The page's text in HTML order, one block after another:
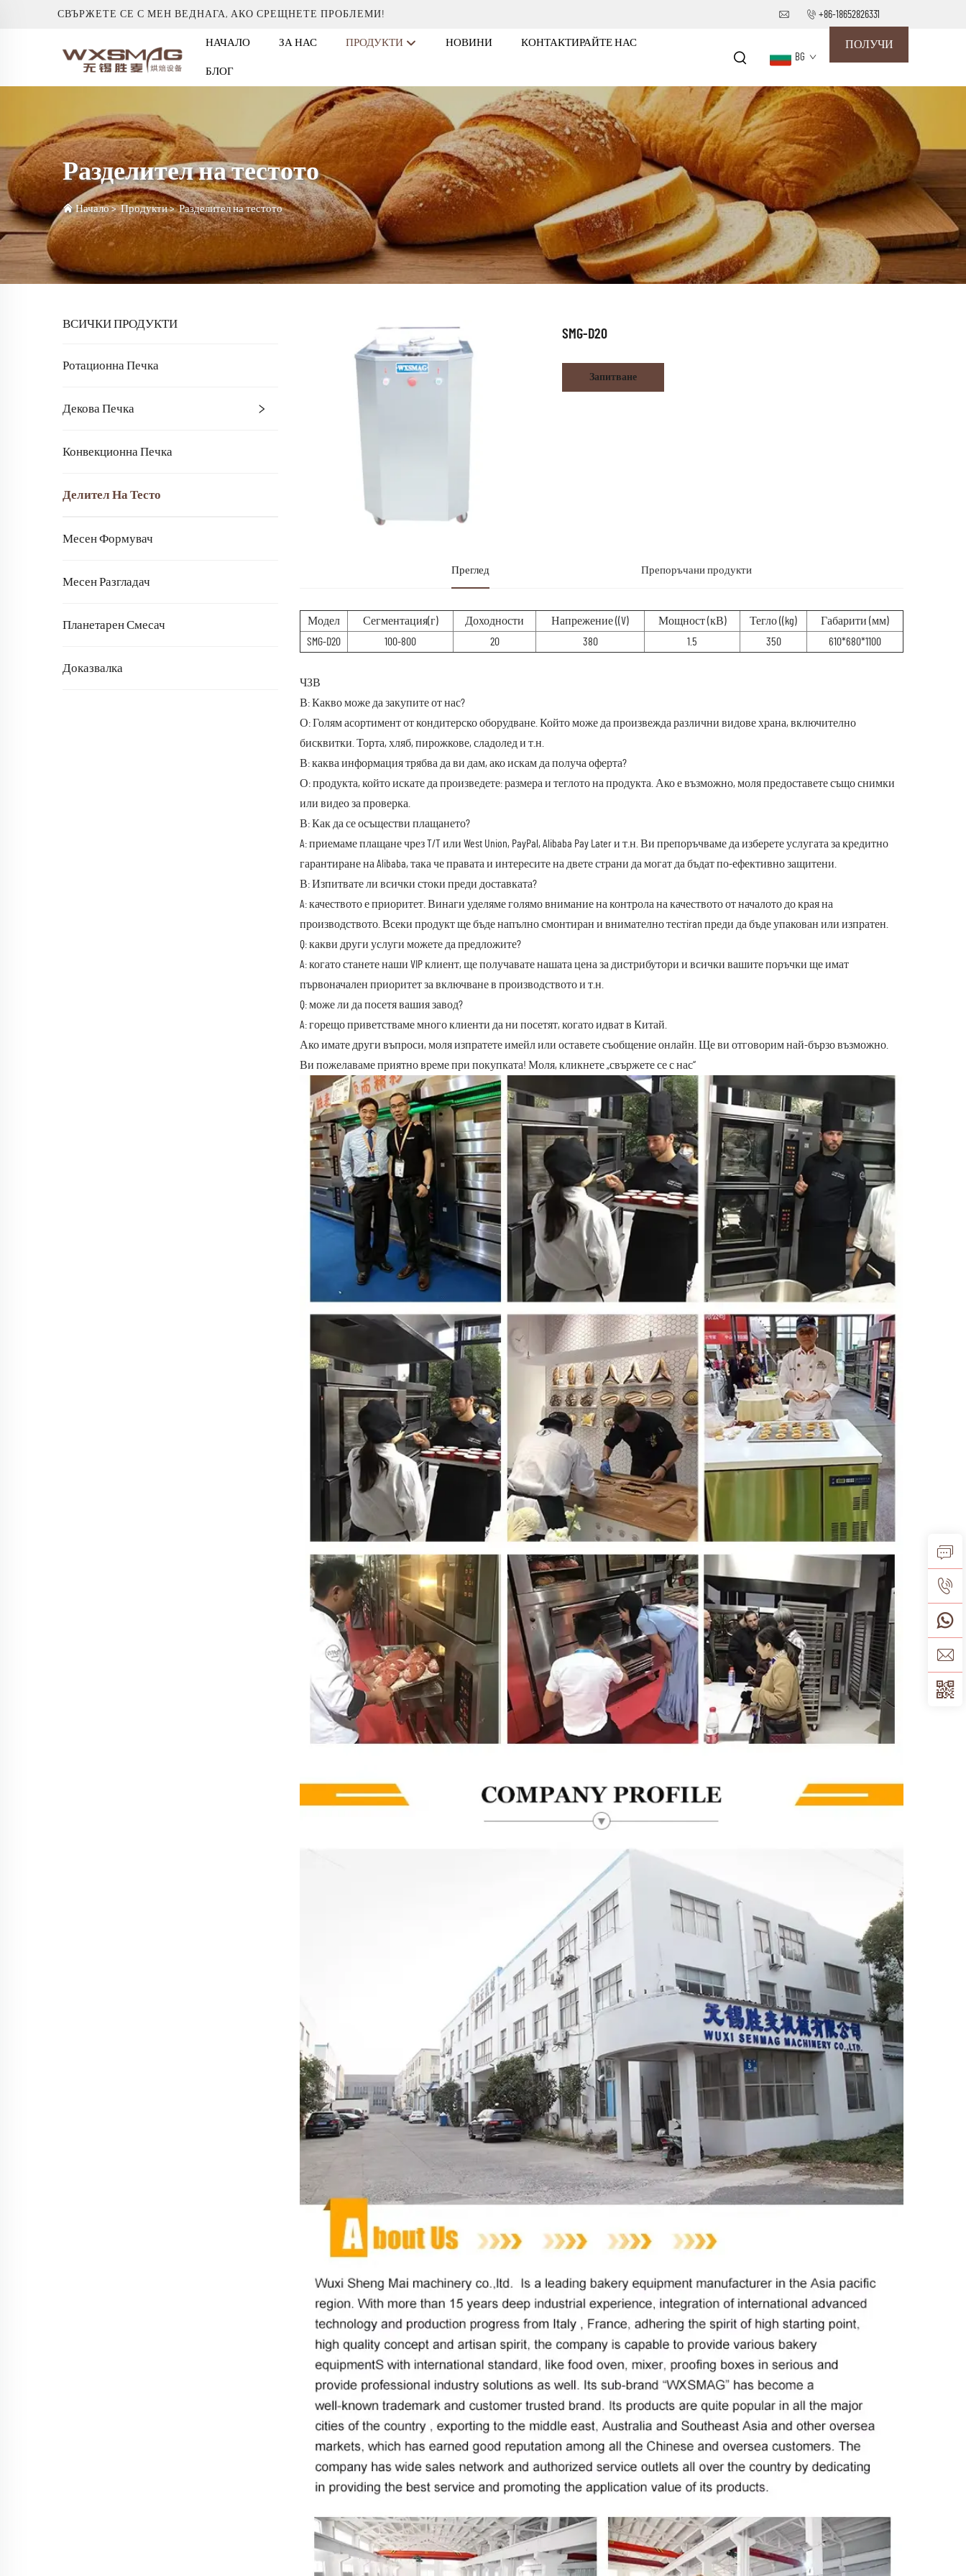
СВЪРЖЕТЕ СЕ С МЕН ВЕДНАГА, АКО СРЕЩНЕТЕ ПРОБЛЕМИ! +86-18652826331
НАЧАЛО ЗА НАС ПРОДУКТИ НОВИНИ КОНТАКТИРАЙТЕ НАС
БЛОГ
BG
ПОЛУЧИ
Разделител на тестото
Начало>Продукти>Разделител на тестото
ВСИЧКИ ПРОДУКТИ
Ротационна Печка
Декова Печка
Конвекционна Печка
Делител На Тесто
Месен Формувач
Месен Разгладач
Планетарен Смесач
Доказвалка
SMG-D20
Запитване
Преглед Препоръчани продукти
Модел Сегментация(г) Доходности Напрежение ((V) Мощност (кВ) Тегло ((kg)
Габарити (мм)
SMG-D20
100-800 20 380 1.5 350 610*680*1100
ЧЗВ
В: Какво може да закупите от нас?
О: Голям асортимент от кондитерско оборудване. Който може да произвежда различни видове храна, включително
бисквитки. Торта, хляб, пирожкове, сладолед и т.н.
В: каква информация трябва да ви дам, ако искам да получа оферта?
О: продукта, който искате да произведете: размера и теглото на продукта. Ако е възможно, моля предоставете също снимки
или видео за проверка.
В: Как да се осъществи плащането?
A: приемаме плащане чрез T/T или West Union, PayPal, Alibaba Pay Later и т.н. Ви препоръчваме да изберете услугата за кредитно
гарантиране на Alibaba, така че правата и интересите на двете страни да могат да бъдат по-ефективно защитени.
В: Изпитвате ли всички стоки преди доставката?
A: качеството е приоритет. Винаги уделяме голямо внимание на контрола на качеството от началото до края на
производството. Всеки продукт ще бъде напълно смонтиран и внимателно тестiran преди да бъде упакован или изпратен.
Q: какви други услуги можете да предложите?
A: когато станете наши VIP клиент, ще получавате нашата цена за дистрибутори и всички вашите поръчки ще имат
първоначален приоритет за включване в производството и т.н.
Q: може ли да посетя вашия завод?
A: горещо приветстваме много клиенти да ни посетят, когато идват в Китай.
Ако имате други въпроси, моля изпратете имейл или оставете съобщение онлайн. Ще ви отговорим най-бързо възможно.
Ви пожелаваме приятно време при покупката! Моля, кликнете „свържете се с нас“